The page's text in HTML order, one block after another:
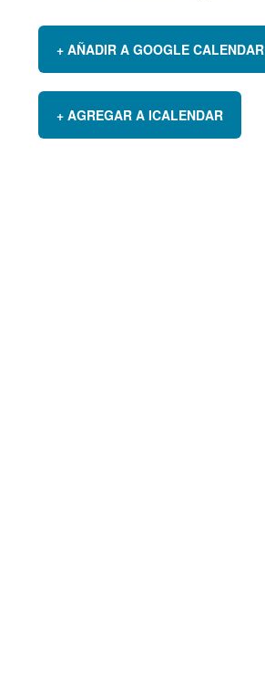
+ AÑADIR A GOOGLE CALENDAR
+ AGREGAR A ICALENDAR